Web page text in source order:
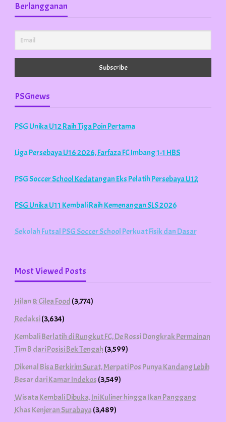
Berlangganan
PSGnews
PSG Unika U12 Raih Tiga Poin Pertama
Liga Persebaya U16 2026, Farfaza FC Imbang 1-1 HBS
PSG Soccer School Kedatangan Eks Pelatih Persebaya U12
PSG Unika U11 Kembali Raih Kemenangan SLS 2026
Sekolah Futsal PSG Soccer School Perkuat Fisik dan Dasar
Most Viewed Posts
Hilan & Cilea Food (3,774)
Redaksi(3,634)
Kembali Berlatih di Rungkut FC, De Rossi Dongkrak Permainan
Tim B dari Posisi Bek Tengah (3,599)
Dikenal Bisa Berkirim Surat, Merpati Pos Punya Kandang Lebih
Besar dari Kamar Indekos (3,549)
Wisata Kembali Dibuka, Ini Kuliner hingga Ikan Panggang
Khas Kenjeran Surabaya(3,489)